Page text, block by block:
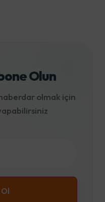
Olun
olmak için